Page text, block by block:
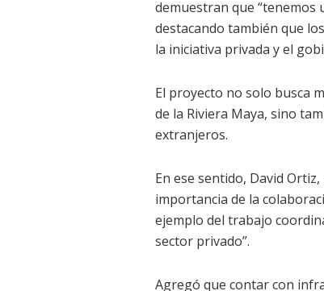
demuestran que
destacando también que
la iniciativa privada y el
El proyecto no solo busca
de la Riviera Maya, sino
extranjeros.
En ese sentido, David
importancia de la
ejemplo del trabajo
sector privado”.
Agregó que contar con